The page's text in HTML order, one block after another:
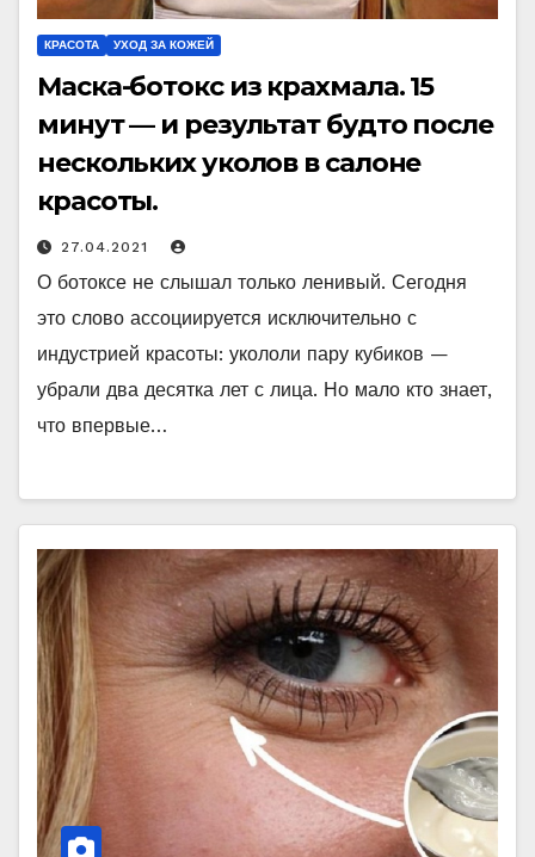
КРАСОТА УХОД ЗА КОЖЕЙ
Маска-ботокс из крахмала. 15
минут — и результат будто после
нескольких уколов в салоне
красоты.
27.04.2021
О ботоксе не слышал только ленивый. Сегодня
это слово ассоциируется исключительно с
индустрией красоты: укололи пару кубиков —
убрали два десятка лет с лица. Но мало кто знает,
что впервые…